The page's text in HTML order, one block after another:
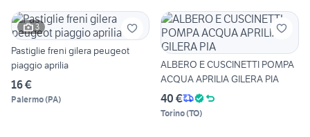
3
Pastiglie freni gilera peugeot
piaggio aprilia
16 €
Palermo(PA)
ALBERO E CUSCINETTI POMPA
ACQUA APRILIA GILERA PIA
40 €
Torino(TO)